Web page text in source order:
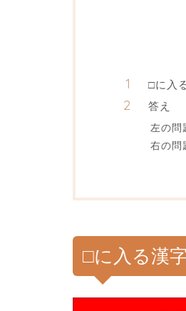
□に入
答え
左の問
右の問
□に入る漢